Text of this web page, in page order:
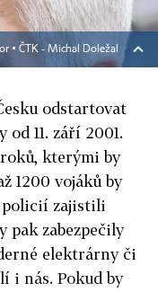
▪ ČTK - Michal Doležal
odstartovat
11. září 2001.
kterými by
1200 vojáků by
policií zajistili
pak zabezpečily
elektrárny či
i nás. Pokud by